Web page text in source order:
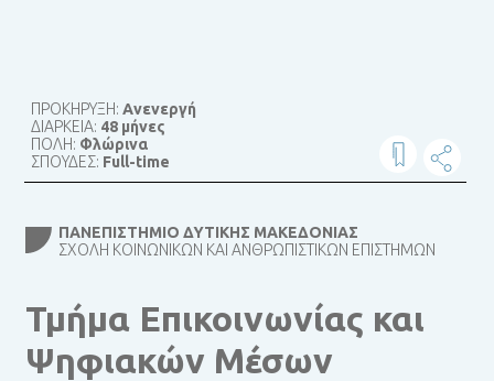
ΠΡΟΚΗΡΥΞΗ:Ανενεργή
ΔΙΑΡΚΕΙΑ: 48 μήνες
ΠΟΛΗ: Φλώρινα
ΣΠΟΥΔΕΣ: Full-time
ΠΑΝΕΠΙΣΤΉΜΙΟ ΔΥΤΙΚΉΣ ΜΑΚΕΔΟΝΊΑΣ
ΣΧΟΛΉ ΚΟΙΝΩΝΙΚΏΝ ΚΑΙ ΑΝΘΡΩΠΙΣΤΙΚΏΝ ΕΠΙΣΤΗΜΏΝ
Τμήμα Επικοινωνίας και
Ψηφιακών Μέσων